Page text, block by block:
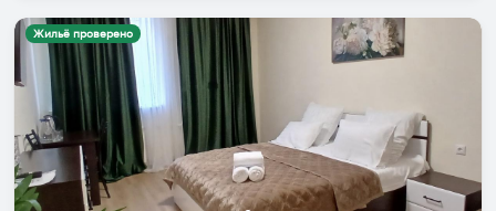
Жильё проверено